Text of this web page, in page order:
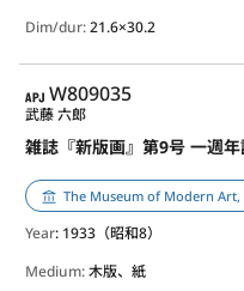
Dim/dur:21.6×30.2
APJ
W809035
武藤 六郎
The Museum of Modern Art,
Year: 1933（昭和8）
Medium:木版、紙